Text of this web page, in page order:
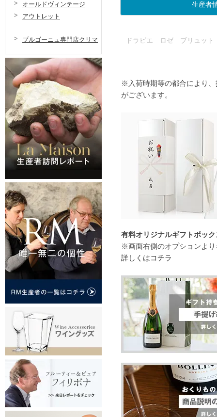
生産者
ドラピエ ロゼ ブリュット
※入荷時期等の都合により
がございます。
有料オリジナルギフトボッ
※画面右側のオプションよ
詳しくはコチラ
オールドヴィンテージ
アウトレット
ブルゴーニュ専門店クリマ